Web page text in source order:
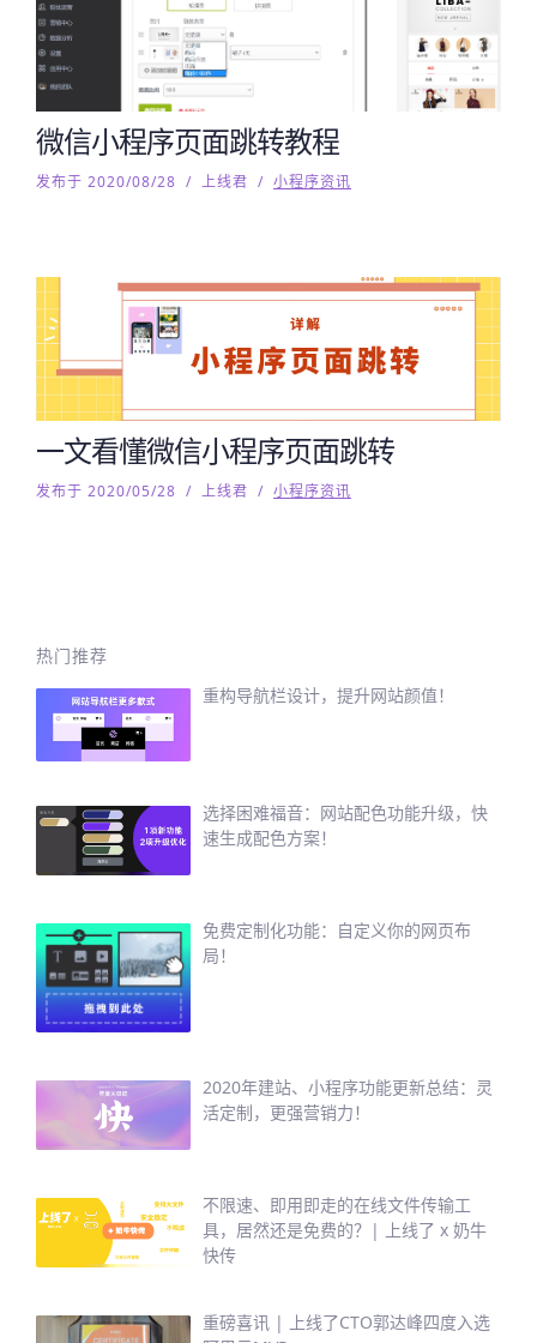
微信小程序页面跳转教程
发布于 2020/08/28 / 上线君 / 小程序资讯
一文看懂微信小程序页面跳转
发布于 2020/05/28 / 上线君 / 小程序资讯
热门推荐
重构导航栏设计，提升网站颜值！
选择困难福音：网站配色功能升级，快
速生成配色方案！
免费定制化功能：自定义你的网页布
局！
2020年建站、小程序功能更新总结：灵
活定制，更强营销力！
不限速、即用即走的在线文件传输工
具，居然还是免费的？| 上线了 x 奶牛
快传
重磅喜讯 | 上线了CTO郭达峰四度入选